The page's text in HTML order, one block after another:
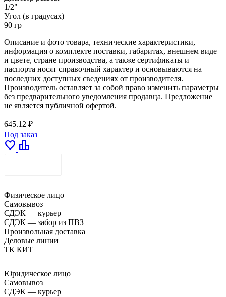
1/2"
Угол (в градусах)
90 гр
Описание и фото товара, технические характеристики,
информация о комплекте поставки, габаритах, внешнем виде
и цвете, стране производства, а также сертификаты и
паспорта носят справочный характер и основываются на
последних доступных сведениях от производителя.
Производитель оставляет за собой право изменить параметры
без предварительного уведомления продавца. Предложение
не является публичной офертой.
645.12 ₽
Под заказ
favorite leaderboard
Физическое лицо
Самовывоз
СДЭК — курьер
СДЭК — забор из ПВЗ
Произвольная доставка
Деловые линии
ТК КИТ
Юридическое лицо
Самовывоз
СДЭК — курьер